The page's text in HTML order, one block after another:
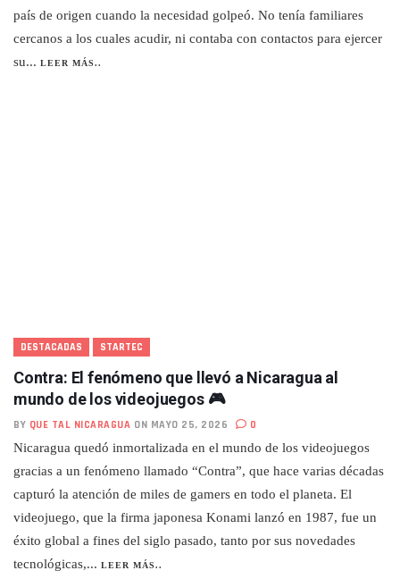
país de origen cuando la necesidad golpeó. No tenía familiares
cercanos a los cuales acudir, ni contaba con contactos para ejercer
su... LEER MÁS..
DESTACADAS STARTEC
Contra: El fenómeno que llevó a Nicaragua al
mundo de los videojuegos 🎮
BY QUE TAL NICARAGUA ON MAYO 25, 2026 0
Nicaragua quedó inmortalizada en el mundo de los videojuegos
gracias a un fenómeno llamado “Contra”, que hace varias décadas
capturó la atención de miles de gamers en todo el planeta. El
videojuego, que la firma japonesa Konami lanzó en 1987, fue un
éxito global a fines del siglo pasado, tanto por sus novedades
tecnológicas,... LEER MÁS..